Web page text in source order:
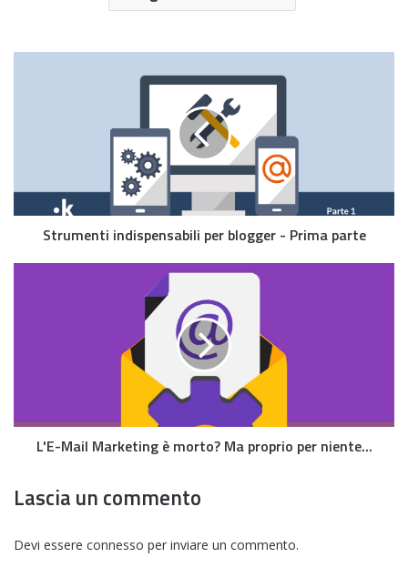
Strumenti indispensabili per blogger - Prima parte
L'E-Mail Marketing è morto? Ma proprio per niente...
Lascia un commento
Devi essere connesso per inviare un commento.